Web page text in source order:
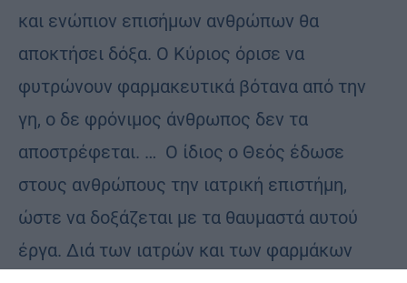
και ενώπιον επισήμων ανθρώπων θα
αποκτήσει δόξα. Ο Κύριος όρισε να
φυτρώνουν φαρμακευτικά βότανα από την
γη, ο δε φρόνιμος άνθρωπος δεν τα
αποστρέφεται. … Ο ίδιος ο Θεός έδωσε
στους ανθρώπους την ιατρική επιστήμη,
ώστε να δοξάζεται με τα θαυμαστά αυτού
έργα. Διά των ιατρών και των φαρμάκων